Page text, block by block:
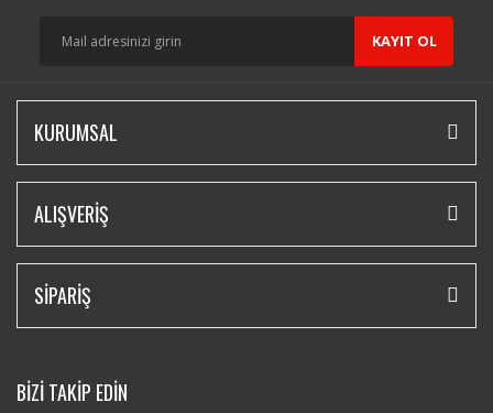
KAYIT OL
KURUMSAL
ALIŞVERİŞ
SİPARİŞ
BİZİ TAKİP EDİN